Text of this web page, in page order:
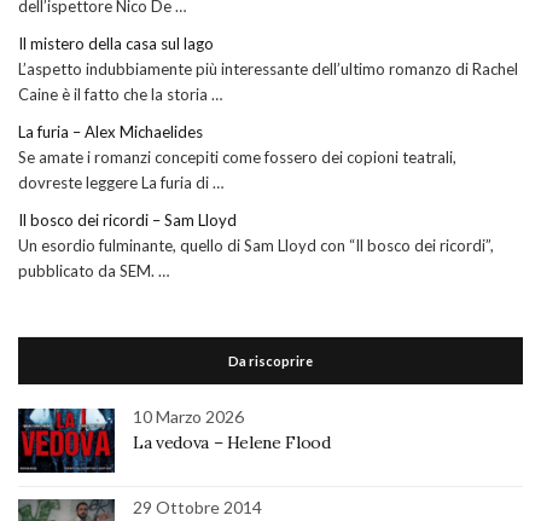
dell’ispettore Nico De …
Il mistero della casa sul lago
L’aspetto indubbiamente più interessante dell’ultimo romanzo di Rachel
Caine è il fatto che la storia …
La furia – Alex Michaelides
Se amate i romanzi concepiti come fossero dei copioni teatrali,
dovreste leggere La furia di …
Il bosco dei ricordi – Sam Lloyd
Un esordio fulminante, quello di Sam Lloyd con “Il bosco dei ricordi”,
pubblicato da SEM. …
Da riscoprire
10 Marzo 2026
La vedova – Helene Flood
29 Ottobre 2014